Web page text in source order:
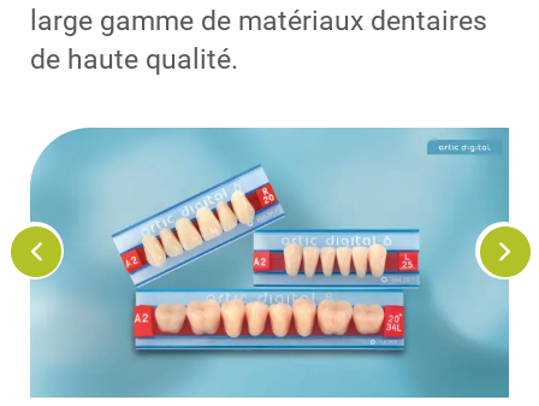
large gamme de matériaux dentaires
de haute qualité.